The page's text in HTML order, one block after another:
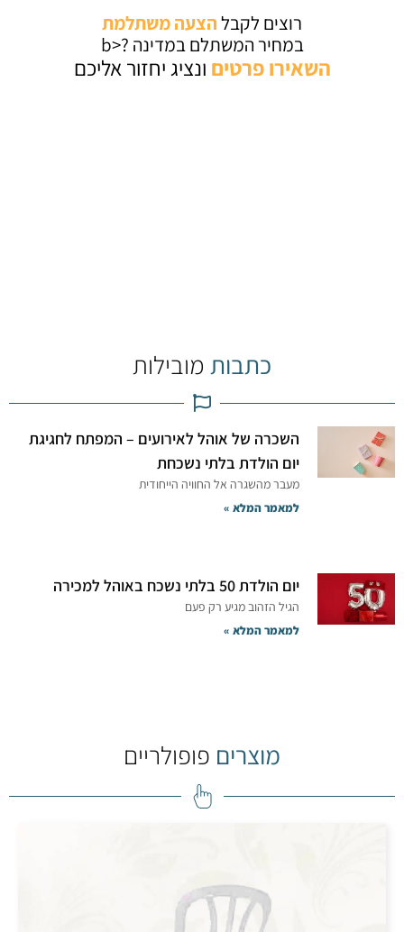
רוצים לקבלהצעה משתלמת
במחיר המשתלם במדינה ?<b
השאירו פרטים ונציג יחזור אליכם
כתבות מובילות
השכרה של אוהל לאירועים – המפתח לחגיגת
יום הולדת בלתי נשכחת
מעבר מהשגרה אל החוויה הייחודית
למאמר המלא »
יום הולדת 50 בלתי נשכח באוהל למכירה
הגיל הזהוב מגיע רק פעם
למאמר המלא »
מוצרים פופולריים